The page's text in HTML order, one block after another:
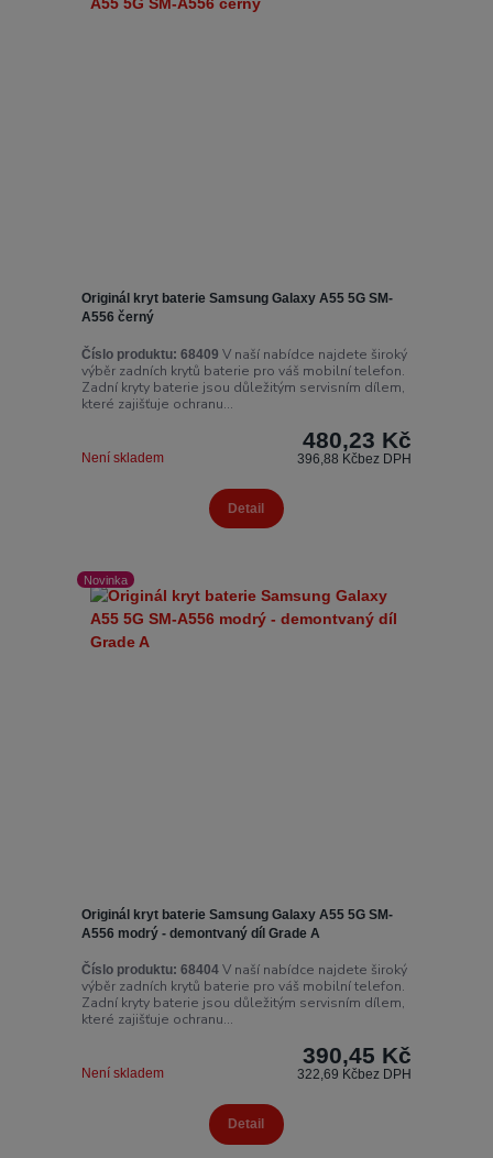
Originál kryt baterie Samsung Galaxy A55 5G SM-
A556 černý
Číslo produktu: 68409 V naší nabídce najdete široký
výběr zadních krytů baterie pro váš mobilní telefon.
Zadní kryty baterie jsou důležitým servisním dílem,
které zajišťuje ochranu...
480,23 Kč
396,88 Kčbez DPH
Není skladem
Detail
Novinka
Originál kryt baterie Samsung Galaxy A55 5G SM-
A556 modrý - demontvaný díl Grade A
Číslo produktu: 68404V naší nabídce najdete široký
výběr zadních krytů baterie pro váš mobilní telefon.
Zadní kryty baterie jsou důležitým servisním dílem,
které zajišťuje ochranu...
390,45 Kč
322,69 Kčbez DPH
Není skladem
Detail